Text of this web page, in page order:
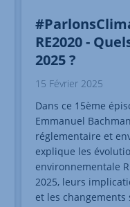
RE2020 -
2025 ?
15 Février 2025
Dans ce 15ème
Emmanuel
réglementaire et
explique les
environnementale
2025, leurs
et les changements